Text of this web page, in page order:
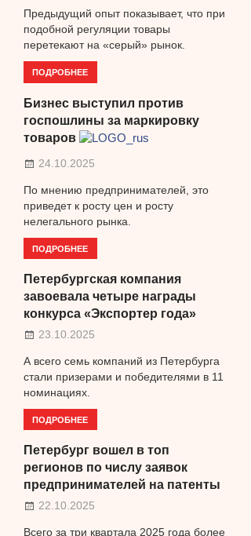
Предыдущий опыт показывает, что при
подобной регуляции товары
перетекают на «серый» рынок.
ПОДРОБНЕЕ
Бизнес выступил против
госпошлины за маркировку
товаров
24.10.2025
По мнению предпринимателей, это
приведет к росту цен и росту
нелегального рынка.
ПОДРОБНЕЕ
Петербургская компания
завоевала четыре награды
конкурса «Экспортер года»
23.10.2025
А всего семь компаний из Петербурга
стали призерами и победителями в 11
номинациях.
ПОДРОБНЕЕ
Петербург вошел в топ
регионов по числу заявок
предпринимателей на патенты
22.10.2025
Всего за три квартала 2025 года более